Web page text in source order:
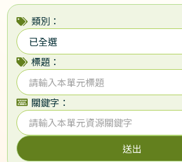
類別：
已全選
標題：
關鍵字：
送出